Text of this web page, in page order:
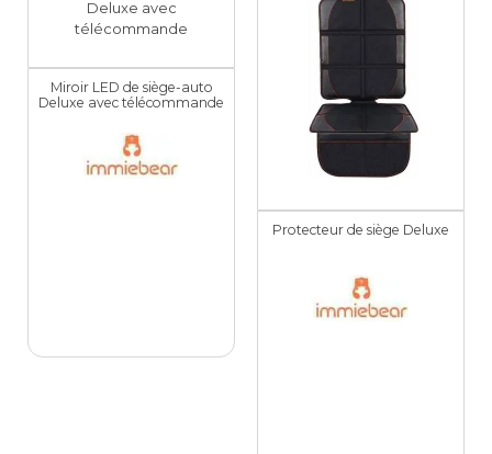
Miroir LED de siège-auto
Deluxe avec télécommande
Protecteur de siège Deluxe